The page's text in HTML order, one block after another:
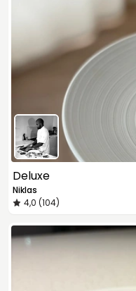
Deluxe
Niklas
4,0 (104)